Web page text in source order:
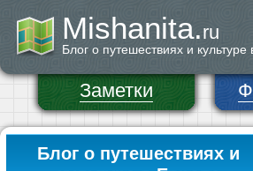
Mishanita.ru
Блог о путешествиях и культуре
Заметки
Блог о путешествиях и